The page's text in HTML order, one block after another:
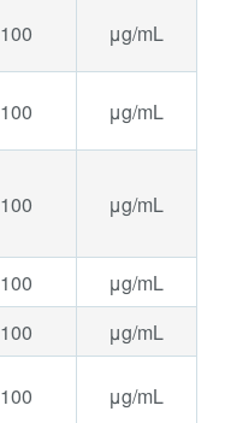
100 μg/mL
100 μg/mL
100 μg/mL
100
μg/mL
100 μg/mL
100 μg/mL